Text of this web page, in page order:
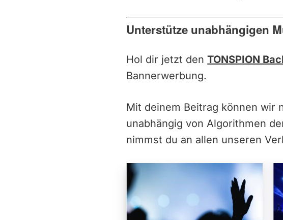
Unterstütze unabhängigen
Hol dir jetzt denTONSPION
Bannerwerbung.
Mit deinem Beitrag können wir
unabhängig von Algorithmen
nimmst du an allen unseren